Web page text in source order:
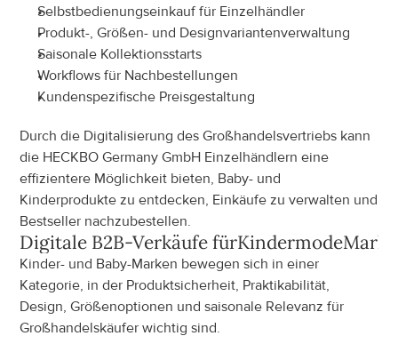
Selbstbedienungseinkauf für Einzelhändler
Produkt-, Größen- und Designvariantenverwaltung
Saisonale Kollektionsstarts
Workflows für Nachbestellungen
Kundenspezifische Preisgestaltung
Durch die Digitalisierung des Großhandelsvertriebs kann
die HECKBO Germany GmbH Einzelhändlern eine
effizientere Möglichkeit bieten, Baby- und
Kinderprodukte zu entdecken, Einkäufe zu verwalten und
Bestseller nachzubestellen.
Digitale B2B-Verkäufe fürKindermode
Kinder- und Baby-Marken bewegen sich in einer
Kategorie, in der Produktsicherheit, Praktikabilität,
Design, Größenoptionen und saisonale Relevanz für
Großhandelskäufer wichtig sind.